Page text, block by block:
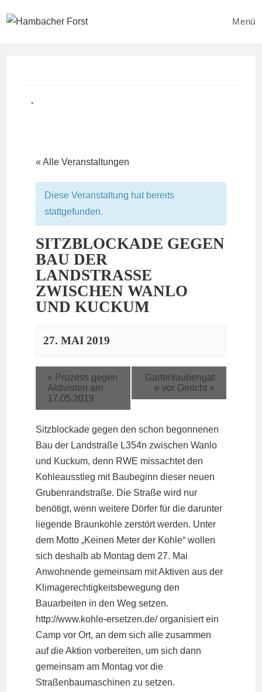
Inhalt
Menü
« Alle Veranstaltungen
Diese Veranstaltung hat bereits
stattgefunden.
SITZBLOCKADE GEGEN
BAU DER
LANDSTRASSE Z
WISCHEN WANLO U
ND KUCKUM
27. MAI 2019
« Prozess gegen
Aktivisten am
17.05.2019
Gartenlaubengat
e vor Gericht »
Sitzblockade gegen den schon begonnenen
Bau der Landstraße L354n zwischen Wanlo
und Kuckum, denn RWE missachtet den
Kohleausstieg mit Baubeginn dieser neuen
Grubenrandstraße. Die Straße wird nur
benötigt, wenn weitere Dörfer für die darunter
liegende Braunkohle zerstört werden. Unter
dem Motto „Keinen Meter der Kohle“ wollen
sich deshalb ab Montag dem 27. Mai
Anwohnende gemeinsam mit Aktiven aus der
Klimagerechtigkeitsbewegung den
Bauarbeiten in den Weg setzen.
http://www.kohle-ersetzen.de/organisiert ein
Camp vor Ort, an dem sich alle zusammen
auf die Aktion vorbereiten, um sich dann
gemeinsam am Montag vor die
Straßenbaumaschinen zu setzen.